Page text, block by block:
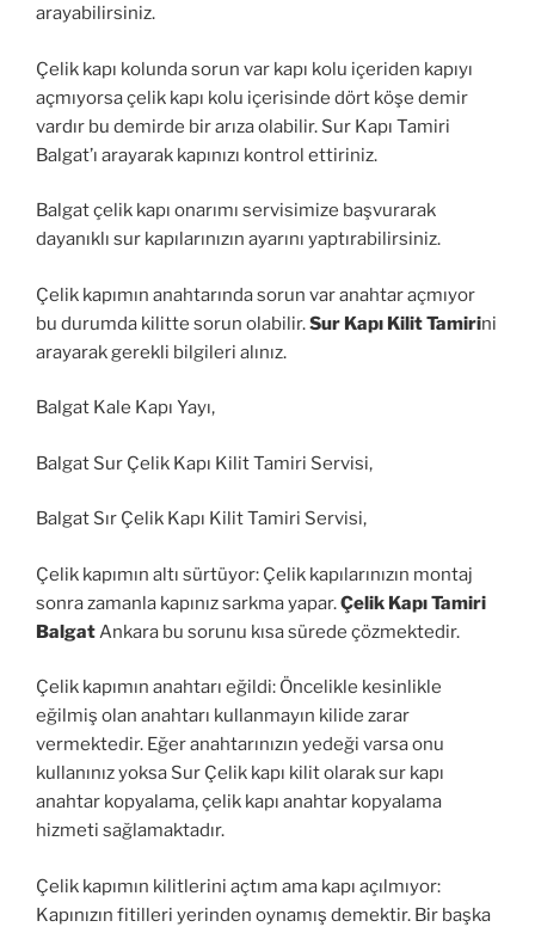
arayabilirsiniz.
Çelik kapı kolunda sorun var kapı kolu içeriden kapıyı
açmıyorsa çelik kapı kolu içerisinde dört köşe demir
vardır bu demirde bir arıza olabilir. Sur Kapı Tamiri
Balgat’ı arayarak kapınızı kontrol ettiriniz.
Balgat çelik kapı onarımı servisimize başvurarak
dayanıklı sur kapılarınızın ayarını yaptırabilirsiniz.
Çelik kapımın anahtarında sorun var anahtar açmıyor
bu durumda kilitte sorun olabilir.Sur Kapı Kilit Tamirini
arayarak gerekli bilgileri alınız.
Balgat Kale Kapı Yayı,
Balgat Sur Çelik Kapı Kilit Tamiri Servisi,
Balgat Sır Çelik Kapı Kilit Tamiri Servisi,
Çelik kapımın altı sürtüyor: Çelik kapılarınızın montaj
sonra zamanla kapınız sarkma yapar.Çelik Kapı Tamiri
Balgat Ankara bu sorunu kısa sürede çözmektedir.
Çelik kapımın anahtarı eğildi: Öncelikle kesinlikle
eğilmiş olan anahtarı kullanmayın kilide zarar
vermektedir. Eğer anahtarınızın yedeği varsa onu
kullanınız yoksa Sur Çelik kapı kilit olarak sur kapı
anahtar kopyalama, çelik kapı anahtar kopyalama
hizmeti sağlamaktadır.
Çelik kapımın kilitlerini açtım ama kapı açılmıyor:
Kapınızın fitilleri yerinden oynamış demektir. Bir başka